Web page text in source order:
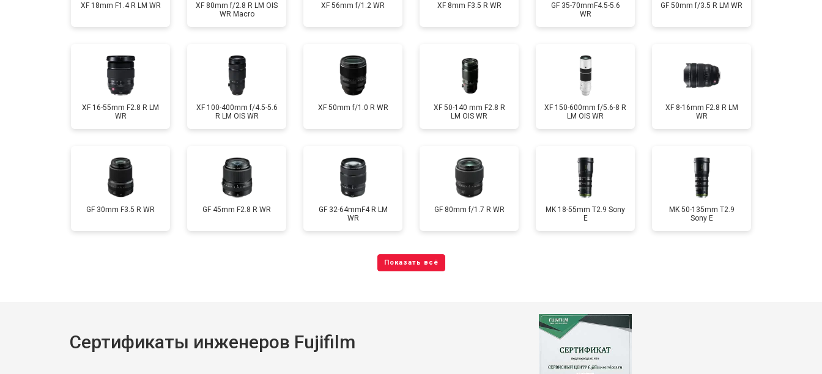
XF 18mm F1.4 R LM WR
XF 80mm f/2.8 R LM OIS
WR Macro
XF 56mm f/1.2 WR XF 8mm F3.5 R WR
GF 35-70mmF4.5-5.6
WR
GF 50mm f/3.5 R LM WR
XF 16-55mm F2.8 R LM
WR
XF 100-400mm f/4.5-5.6
R LM OIS WR
XF 50mm f/1.0 R WR
XF 50-140 mm F2.8 R
LM OIS WR
XF 150-600mm f/5.6-8 R
LM OIS WR
XF 8-16mm F2.8 R LM
WR
GF 30mm F3.5 R WR GF 45mm F2.8 R WR
GF 32-64mmF4 R LM
WR
GF 80mm f/1.7 R WR
MK 18-55mm T2.9 Sony
E
MK 50-135mm T2.9
Sony E
Сертификаты инженеров Fujifilm